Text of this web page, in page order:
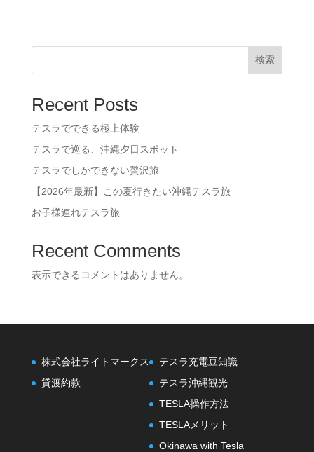
検索
Recent Posts
テスラでできる極上体験
テスラで巡る、沖縄夕日スポット
テスラでしかできない贅沢旅
【2026年最新】この夏行きたい沖縄テスラ旅
お子様連れテスラ旅
Recent Comments
表示できるコメントはありません。
株式会社ライトマークス
貸渡約款
テスラ充電豆知識
テスラ沖縄観光
TESLA操作方法
TESLAメリット
Okinawa with Tesla